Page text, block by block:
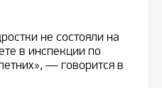
не состояли на
в инспекции по
— говорится в